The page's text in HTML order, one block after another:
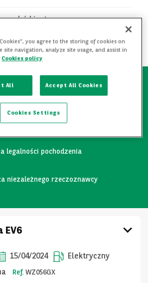
jest zarezerwowany
MNIE O DOSTĘPNOŚCI
legalności pochodzenia
niezależnego rzeczoznawcy
EV6
15/04/2024
Elektryczny
Ref. WZ056GX
you agree to the storing of cookies on
site navigation, analyze site usage, and assist in
Cookies policy
All Accept All Cookies
Cookies Settings